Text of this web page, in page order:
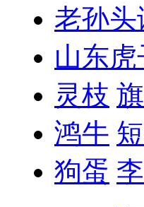
老孙头
山东虎
灵枝
鸿牛
狗蛋